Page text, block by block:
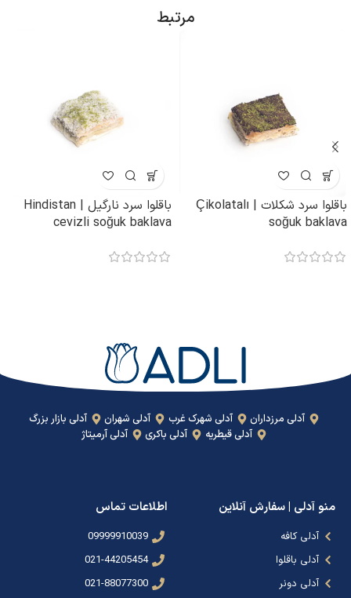
مرتبط
باقلوا سرد شکلات | Çikolatalı
soğuk baklava
باقلوا سرد نارگیل | Hindistan
cevizli soğuk baklava
آدلی مرزداران آدلی شهرک غرب آدلی شهران
آدلی بازار بزرگ
آدلی قیطریه
آدلی باکری آدلی آرمیتاژ
منو آدلی | سفارش آنلاین
آدلی کافه
آدلی باقلوا
آدلی دونر
اطلاعات تماس
09999910039
021-44205454
021-88077300